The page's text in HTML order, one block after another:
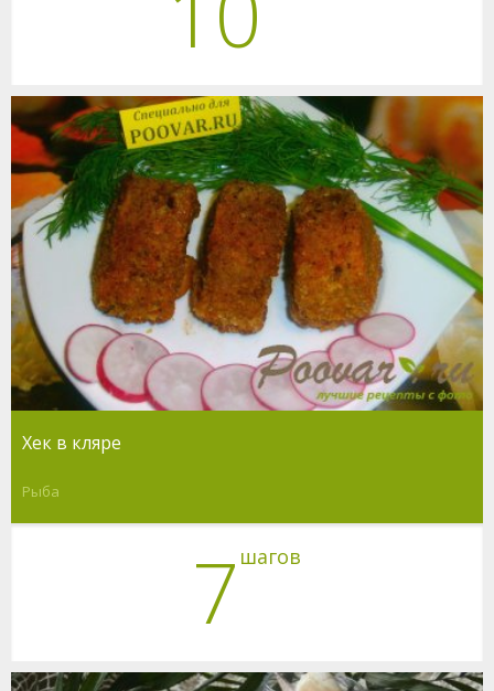
Хек в кляре
Рыба
7 шагов